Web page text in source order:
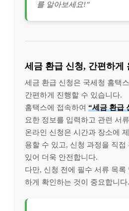
를 알아보세요!”
세금 환급 신청, 간편하게
세금 환급 신청은 국세청 홈택
간편하게 진행할 수 있습니다.
홈택스에 접속하여 “세금 환급
요한 정보를 입력하고 관련 서
온라인 신청은 시간과 장소에
용할 수 있고, 신청 과정을 직접
있어 더욱 안전합니다.
다만, 신청 전에 필수 서류 목록
하게 확인하는 것이 중요합니다.